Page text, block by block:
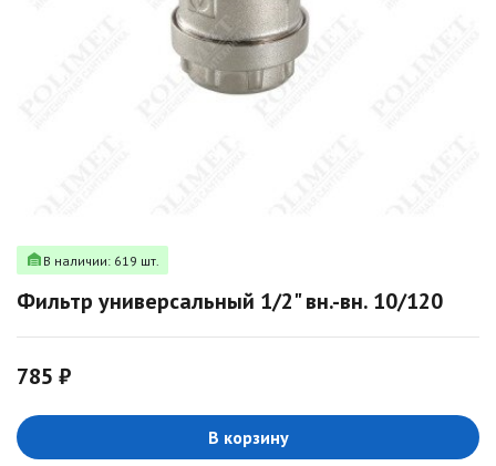
В наличии: 619 шт.
Фильтр универсальный 1/2" вн.-вн. 10/120
785 ₽
В корзину